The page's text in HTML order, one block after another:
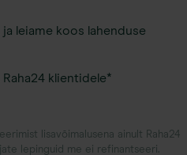
leiame koos lahenduse
Raha24 klientidele*
lisavõimalusena ainult Raha24
lepinguid me ei refinantseeri.